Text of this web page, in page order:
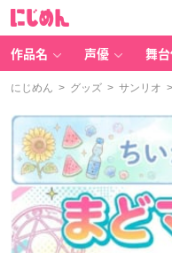
作品名 声優 舞
にじめん > グッズ > サンリオ